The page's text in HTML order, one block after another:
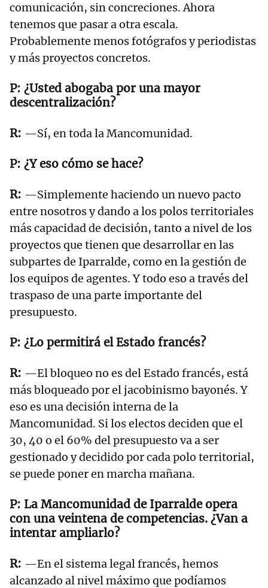
comunicación, sin concreciones. Ahora
tenemos que pasar a otra escala.
Probablemente menos fotógrafos y periodistas
y más proyectos concretos.
¿Usted abogaba por una mayor
descentralización?
—Sí, en toda la Mancomunidad.
¿Y eso cómo se hace?
—Simplemente haciendo un nuevo pacto
entre nosotros y dando a los polos territoriales
más capacidad de decisión, tanto a nivel de los
proyectos que tienen que desarrollar en las
subpartes de Iparralde, como en la gestión de
los equipos de agentes. Y todo eso a través del
traspaso de una parte importante del
presupuesto.
¿Lo permitirá el Estado francés?
—El bloqueo no es del Estado francés, está
más bloqueado por el jacobinismo bayonés. Y
eso es una decisión interna de la
Mancomunidad. Si los electos deciden que el
30, 40 o el 60% del presupuesto va a ser
gestionado y decidido por cada polo territorial,
se puede poner en marcha mañana.
La Mancomunidad de Iparralde opera
con una veintena de competencias. ¿Van a
intentar ampliarlo?
—En el sistema legal francés, hemos
alcanzado al nivel máximo que podíamos